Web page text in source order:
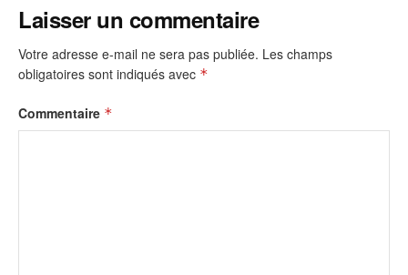
Laisser un commentaire
Votre adresse e-mail ne sera pas publiée. Les champs
obligatoires sont indiqués avec *
Commentaire *